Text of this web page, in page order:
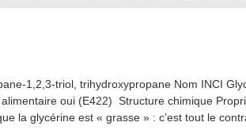
1,2,3-triol, trihydroxypropane Nom INCI
oui (E422) Structure chimique
la glycérine est « grasse » : c’est tout le